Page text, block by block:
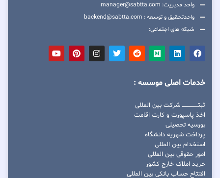
واحد مدیریت: manager@sabtta.com
واحدتحقیق و توسعه : backend@sabtta.com
شبکه های اجتماعی:
خدمات اصلی موسسه :
ثبتــــــــــــــــ شرکت بین المللی
اخذ پاسپورت و کارت اقامت
بورسیه تحصیلی
پرداخت شهریه دانشگاه
استخدام بین المللی
امور حقوقی بین المللی
خرید املاک خارج کشور
افتتاح حساب بانکی بین المللی